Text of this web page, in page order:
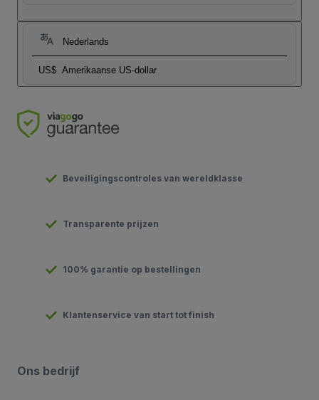
Nederlands
US$ Amerikaanse US-dollar
Beveiligingscontroles van wereldklasse
Transparente prijzen
100% garantie op bestellingen
Klantenservice van start tot finish
Ons bedrijf